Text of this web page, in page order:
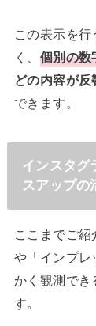
この表示を
く、 個別の数
どの内容が反
できます。
インスタグ
スアップの
ここまでご紹
や「インプレ
かく観測でき
す。